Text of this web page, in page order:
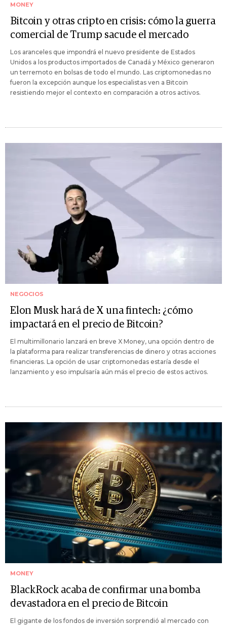
MONEY
Bitcoin y otras cripto en crisis: cómo la guerra
comercial de Trump sacude el mercado
Los aranceles que impondrá el nuevo presidente de Estados
Unidos a los productos importados de Canadá y México generaron
un terremoto en bolsas de todo el mundo. Las criptomonedas no
fueron la excepción aunque los especialistas ven a Bitcoin
resistiendo mejor el contexto en comparación a otros activos.
NEGOCIOS
Elon Musk hará de X una fintech: ¿cómo
impactará en el precio de Bitcoin?
El multimillonario lanzará en breve X Money, una opción dentro de
la plataforma para realizar transferencias de dinero y otras acciones
financieras. La opción de usar criptomonedas estaría desde el
lanzamiento y eso impulsaría aún más el precio de estos activos.
MONEY
BlackRock acaba de confirmar una bomba
devastadora en el precio de Bitcoin
El gigante de los fondos de inversión sorprendió al mercado con